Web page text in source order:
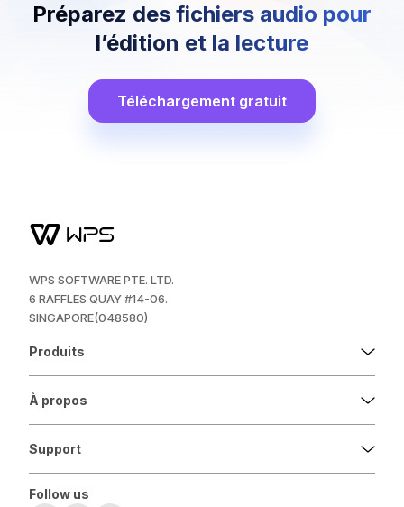
Préparez des fichiers audio pour
l’édition et la lecture
Téléchargement gratuit
WPS SOFTWARE PTE. LTD.
6 RAFFLES QUAY #14-06.
SINGAPORE(048580)
Produits
À propos
Support
Follow us